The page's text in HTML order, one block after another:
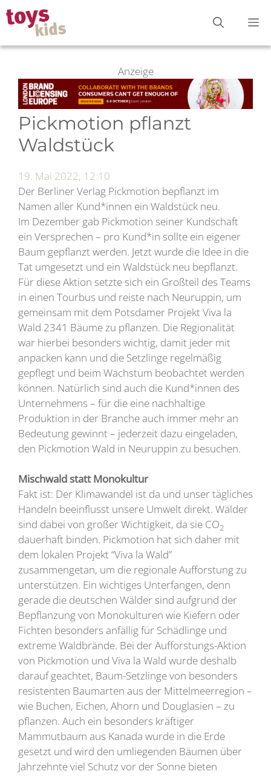
Zum
Inhalt
springen
Anzeige
Pickmotion pflanzt
Waldstück
19. Mai 2022, 12:10
Der Berliner Verlag Pickmotion bepflanzt im
Namen aller Kund*innen ein Waldstück neu.
Im Dezember gab Pickmotion seiner Kundschaft
ein Versprechen – pro Kund*in sollte ein eigener
Baum gepflanzt werden. Jetzt wurde die Idee in die
Tat umgesetzt und ein Waldstück neu bepflanzt.
Für diese Aktion setzte sich ein Großteil des Teams
in einen Tourbus und reiste nach Neuruppin, um
gemeinsam mit dem Potsdamer Projekt Viva la
Wald 2341 Bäume zu pflanzen. Die Regionalität
war hierbei besonders wichtig, damit jeder mit
anpacken kann und die Setzlinge regelmäßig
gepflegt und beim Wachstum beobachtet werden
können. Natürlich sind auch die Kund*innen des
Unternehmens – für die eine nachhaltige
Produktion in der Branche auch immer mehr an
Bedeutung gewinnt – jederzeit dazu eingeladen,
den Pickmotion Wald in Neuruppin zu besuchen.
Mischwald statt Monokultur
Fakt ist: Der Klimawandel ist da und unser tägliches
Handeln beeinflusst unsere Umwelt direkt. Wälder
sind dabei von großer Wichtigkeit, da sie CO2
dauerhaft binden. Pickmotion hat sich daher mit
dem lokalen Projekt “Viva la Wald”
zusammengetan, um die regionale Aufforstung zu
unterstützen. Ein wichtiges Unterfangen, denn
gerade die deutschen Wälder sind aufgrund der
Bepflanzung von Monokulturen wie Kiefern oder
Fichten besonders anfällig für Schädlinge und
extreme Waldbrände. Bei der Aufforstungs-Aktion
von Pickmotion und Viva la Wald wurde deshalb
darauf geachtet, Baum-Setzlinge von besonders
resistenten Baumarten aus der Mittelmeerregion –
wie Buchen, Eichen, Ahorn und Douglasien – zu
pflanzen. Auch ein besonders kräftiger
Mammutbaum aus Kanada wurde in die Erde
gesetzt und wird den umliegenden Bäumen über
Jahrzehnte viel Schutz vor der Sonne bieten